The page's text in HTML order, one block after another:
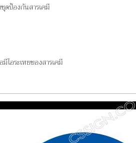
ดป้องกันสารเคมี
ไอระเหยของสารเคมี